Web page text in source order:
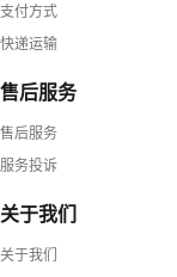
支付方式
快递运输
售后服务
售后服务
服务投诉
关于我们
关于我们